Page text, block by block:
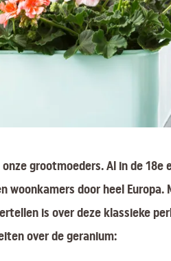
grootmoeders. Al in de 18e
woonkamers door heel Europa.
is over deze klassieke
over de geranium: